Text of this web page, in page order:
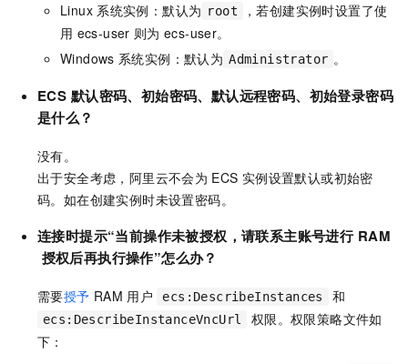
Linux 系统实例：默认为 root
，若创建实例时设置了使
用 ecs-user 则为 ecs-user。
Windows 系统实例：默认为 Administrator 。
ECS 默认密码、初始密码、默认远程密码、初始登录密码
是什么？
没有。
出于安全考虑，阿里云不会为 ECS 实例设置默认或初始密
码。如在创建实例时未设置密码。
连接时提示“当前操作未被授权，请联系主账号进行 RAM
授权后再执行操作”怎么办？
需要授予 RAM 用户 ecs:DescribeInstances 和
ecs:DescribeInstanceVncUrl
权限。权限策略文件如
下：